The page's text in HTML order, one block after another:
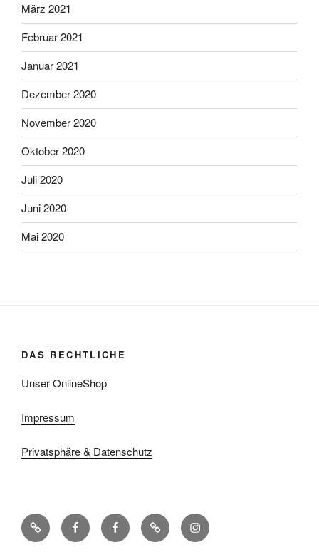
März 2021
Februar 2021
Januar 2021
Dezember 2020
November 2020
Oktober 2020
Juli 2020
Juni 2020
Mai 2020
DAS RECHTLICHE
Unser OnlineShop
Impressum
Privatsphäre & Datenschutz
Blog
Facebook-
Seite
Facebook-
Gruppe
RavelryInstagram